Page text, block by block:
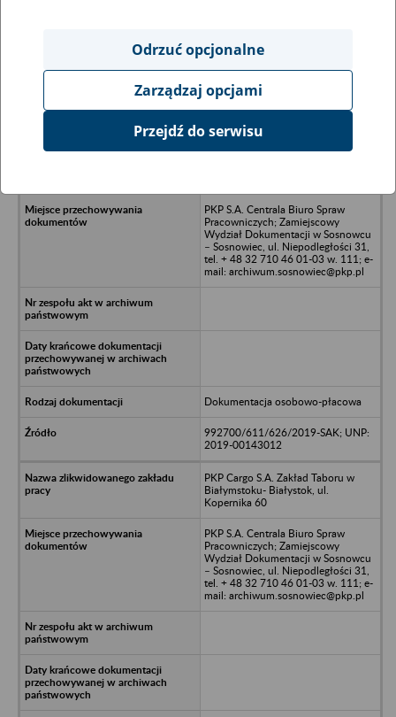
Ukryj wszystkie pozycje bazy
PKP Cargo S.A. Zakład Taboru w
PKP S.A. Centrala Biuro Spraw
Pracowniczych; Zamiejscowy
Wydział Dokumentacji w Sosnowcu
– Sosnowiec, ul. Niepodległości 31,
tel. + 48 32 710 46 01-03 w. 111; e-
mail: archiwum.sosnowiec@pkp.pl
Dokumentacja osobowo-płacowa
992700/611/626/2019-SAK; UNP:
2019-00143012
PKP Cargo S.A. Zakład Taboru w
Białymstoku- Białystok, ul.
Kopernika 60
PKP S.A. Centrala Biuro Spraw
Pracowniczych; Zamiejscowy
Wydział Dokumentacji w Sosnowcu
– Sosnowiec, ul. Niepodległości 31,
tel. + 48 32 710 46 01-03 w. 111; e-
mail: archiwum.sosnowiec@pkp.pl
Odrzuć opcjonalne
Zarządzaj opcjami
Przejdź do serwisu